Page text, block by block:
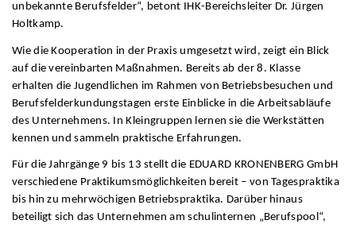
unbekannte Berufsfelder“, betont IHK-Bereichsleiter Dr. Jürgen
Holtkamp.
Wie die Kooperation in der Praxis umgesetzt wird, zeigt ein Blick
auf die vereinbarten Maßnahmen. Bereits ab der 8. Klasse
erhalten die Jugendlichen im Rahmen von Betriebsbesuchen und
Berufsfelderkundungstagen erste Einblicke in die Arbeitsabläufe
des Unternehmens. In Kleingruppen lernen sie die Werkstätten
kennen und sammeln praktische Erfahrungen.
Für die Jahrgänge 9 bis 13 stellt die EDUARD KRONENBERG GmbH
verschiedene Praktikumsmöglichkeiten bereit – von Tagespraktika
bis hin zu mehrwöchigen Betriebspraktika. Darüber hinaus
beteiligt sich das Unternehmen am schulinternen „Berufspool“,